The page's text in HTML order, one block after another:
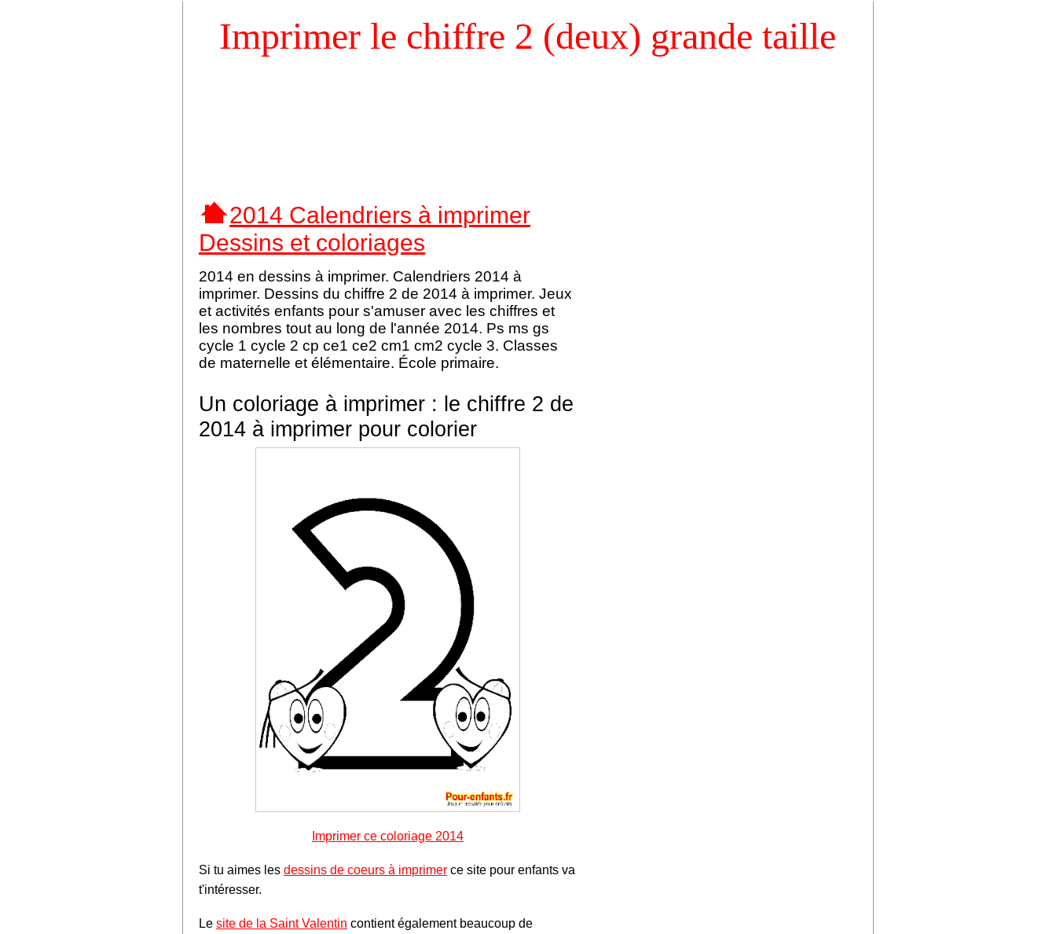
Imprimer le chiffre 2 (deux) grande taille
2014 Calendriers à imprimer
Dessins et coloriages
2014 en dessins à imprimer. Calendriers 2014 à
imprimer. Dessins du chiffre 2 de 2014 à imprimer. Jeux
et activités enfants pour s'amuser avec les chiffres et
les nombres tout au long de l'année 2014. Ps ms gs
cycle 1 cycle 2 cp ce1 ce2 cm1 cm2 cycle 3. Classes
de maternelle et élémentaire. École primaire.
Un coloriage à imprimer : le chiffre 2 de
2014 à imprimer pour colorier
Imprimer ce coloriage 2014
Si tu aimes les dessins de coeurs à imprimer ce site pour enfants va
t'intéresser.
Le site de la Saint Valentin contient également beaucoup de